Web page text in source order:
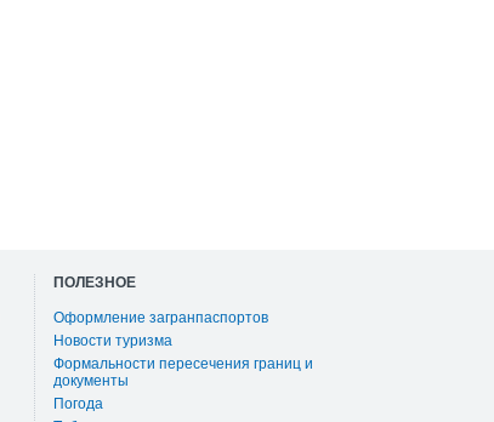
ПОЛЕЗНОЕ
Оформление загранпаспортов
Новости туризма
Формальности пересечения границ и
документы
Погода